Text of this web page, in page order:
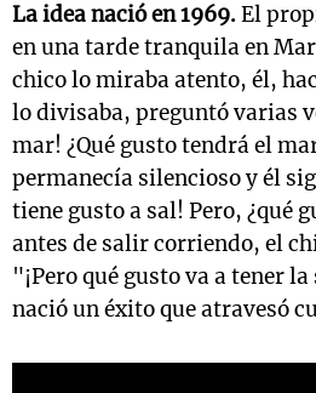
La idea nació en 1969. El
en una tarde tranquila en
chico lo miraba atento, él,
lo divisaba, preguntó varias
mar! ¿Qué gusto tendrá el
permanecía silencioso y él
tiene gusto a sal! Pero, ¿qué
antes de salir corriendo, el
"¡Pero qué gusto va a tener
nació un éxito que atravesó